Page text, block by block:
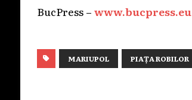
BucPress –www.bucpress.eu
MARIUPOL PIAȚA ROBILOR